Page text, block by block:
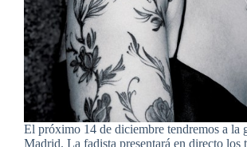
El próximo 14 de diciembre tendremos a la
Madrid. La fadista presentará en directo los